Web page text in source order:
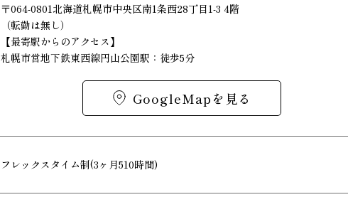
〒064-0801北海道札幌市中央区南1条西28丁目1-3 4階
（転勤は無し）
【最寄駅からのアクセス】
札幌市営地下鉄東西線円山公園駅：徒歩5分
GoogleMapを見る
フレックスタイム制(3ヶ月510時間)